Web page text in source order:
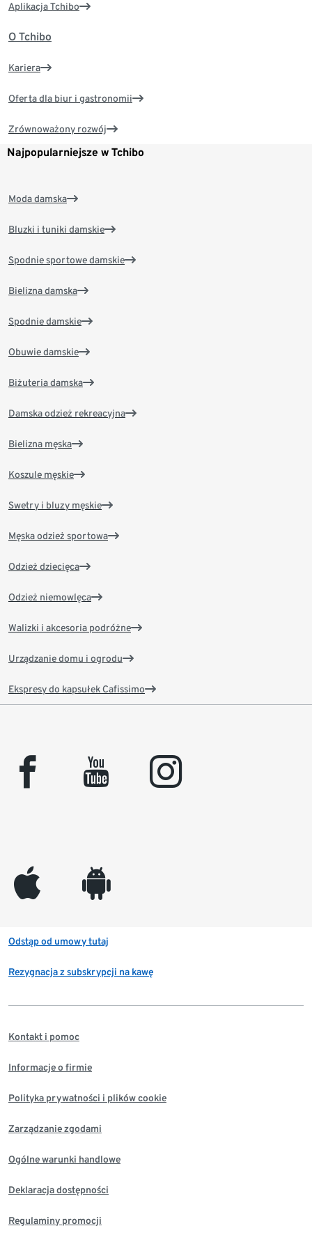
Aplikacja Tchibo
O Tchibo
Kariera
Oferta dla biur i gastronomii
Zrównoważony rozwój
Najpopularniejsze w Tchibo
Moda damska
Bluzki i tuniki damskie
Spodnie sportowe damskie
Bielizna damska
Spodnie damskie
Obuwie damskie
Biżuteria damska
Damska odzież rekreacyjna
Bielizna męska
Koszule męskie
Swetry i bluzy męskie
Męska odzież sportowa
Odzież dziecięca
Odzież niemowlęca
Walizki i akcesoria podróżne
Urządzanie domu i ogrodu
Ekspresy do kapsułek Cafissimo
facebook youtube instagram
appleinc android
Odstąp od umowy tutaj
Rezygnacja z subskrypcji na kawę
Kontakt i pomoc
Informacje o firmie
Polityka prywatności i plików cookie
Zarządzanie zgodami
Ogólne warunki handlowe
Deklaracja dostępności
Regulaminy promocji